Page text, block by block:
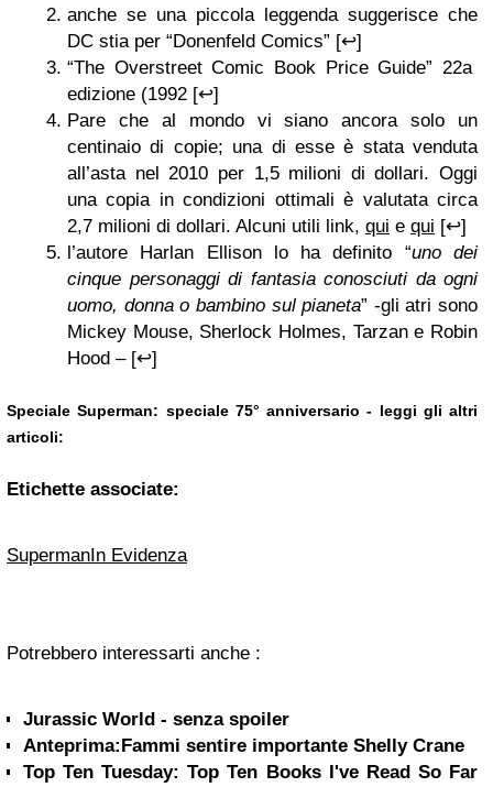
anche se una piccola leggenda suggerisce che
DC stia per “Donenfeld Comics” [↩]
“The Overstreet Comic Book Price Guide” 22a
edizione (1992 [↩]
Pare che al mondo vi siano ancora solo un
centinaio di copie; una di esse è stata venduta
all’asta nel 2010 per 1,5 milioni di dollari. Oggi
una copia in condizioni ottimali è valutata circa
2,7 milioni di dollari. Alcuni utili link, qui e qui [↩]
l’autore Harlan Ellison lo ha definito “uno dei
cinque personaggi di fantasia conosciuti da ogni
uomo, donna o bambino sul pianeta” -gli atri sono
Mickey Mouse, Sherlock Holmes, Tarzan e Robin
Hood – [↩]
Speciale Superman: speciale 75° anniversario - leggi gli altri
articoli:
Etichette associate:
SupermanIn Evidenza
Potrebbero interessarti anche :
Jurassic World - senza spoiler
Anteprima:Fammi sentire importante Shelly Crane
Top Ten Tuesday: Top Ten Books I've Read So Far